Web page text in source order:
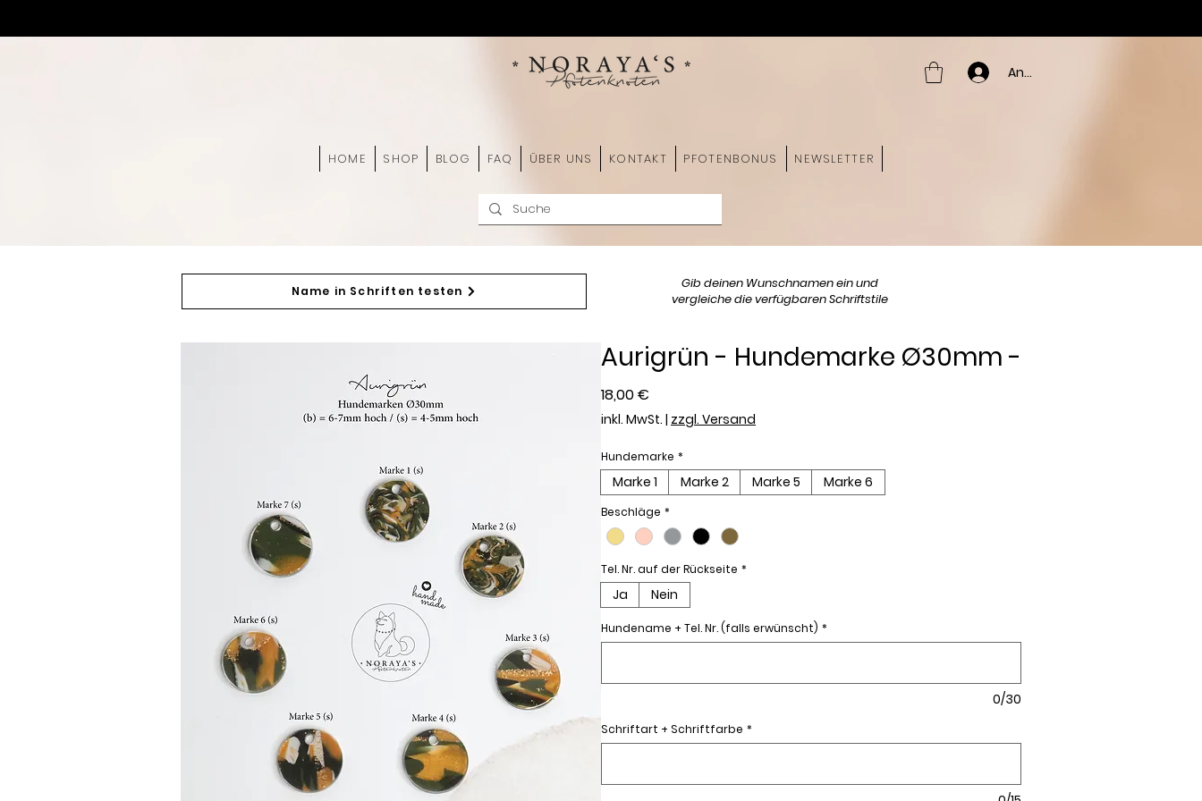
Anmelden
HOME SHOP BLOG FAQ ÜBER UNS KONTAKT PFOTENBONUS NEWSLETTER
Name in Schriften testen
Gib deinen Wunschnamen ein und
vergleiche die verfügbaren Schriftstile
Aurigrün - Hundemarke Ø30mm -
18,00 €
inkl. MwSt. | zzgl. Versand
Hundemarke *
Marke 1 Marke 2 Marke 5 Marke 6
Beschläge *
Tel. Nr. auf der Rückseite *
Ja Nein
Hundename + Tel. Nr. (falls erwünscht) *
0/30
Schriftart + Schriftfarbe *